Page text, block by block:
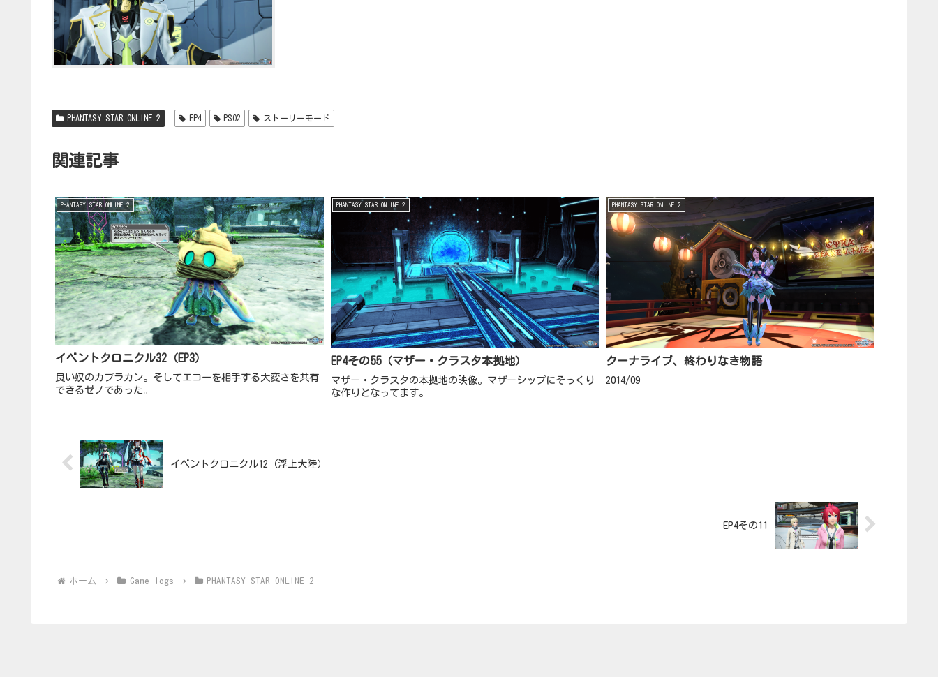
PHANTASY STAR ONLINE 2 EP4 PSO2 ストーリーモード
関連記事
PHANTASY STAR ONLINE 2
イベントクロニクル32（EP3）
良い奴のカブラカン。そしてエコーを相手する大変さを共有
できるゼノであった。
PHANTASY STAR ONLINE 2
EP4その55（マザー・クラスタ本拠地）
マザー・クラスタの本拠地の映像。マザーシップにそっくり
な作りとなってます。
PHANTASY STAR ONLINE 2
クーナライブ、終わりなき物語
2014/09
イベントクロニクル12（浮上大陸）
EP4その11
ホーム Game logs PHANTASY STAR ONLINE 2